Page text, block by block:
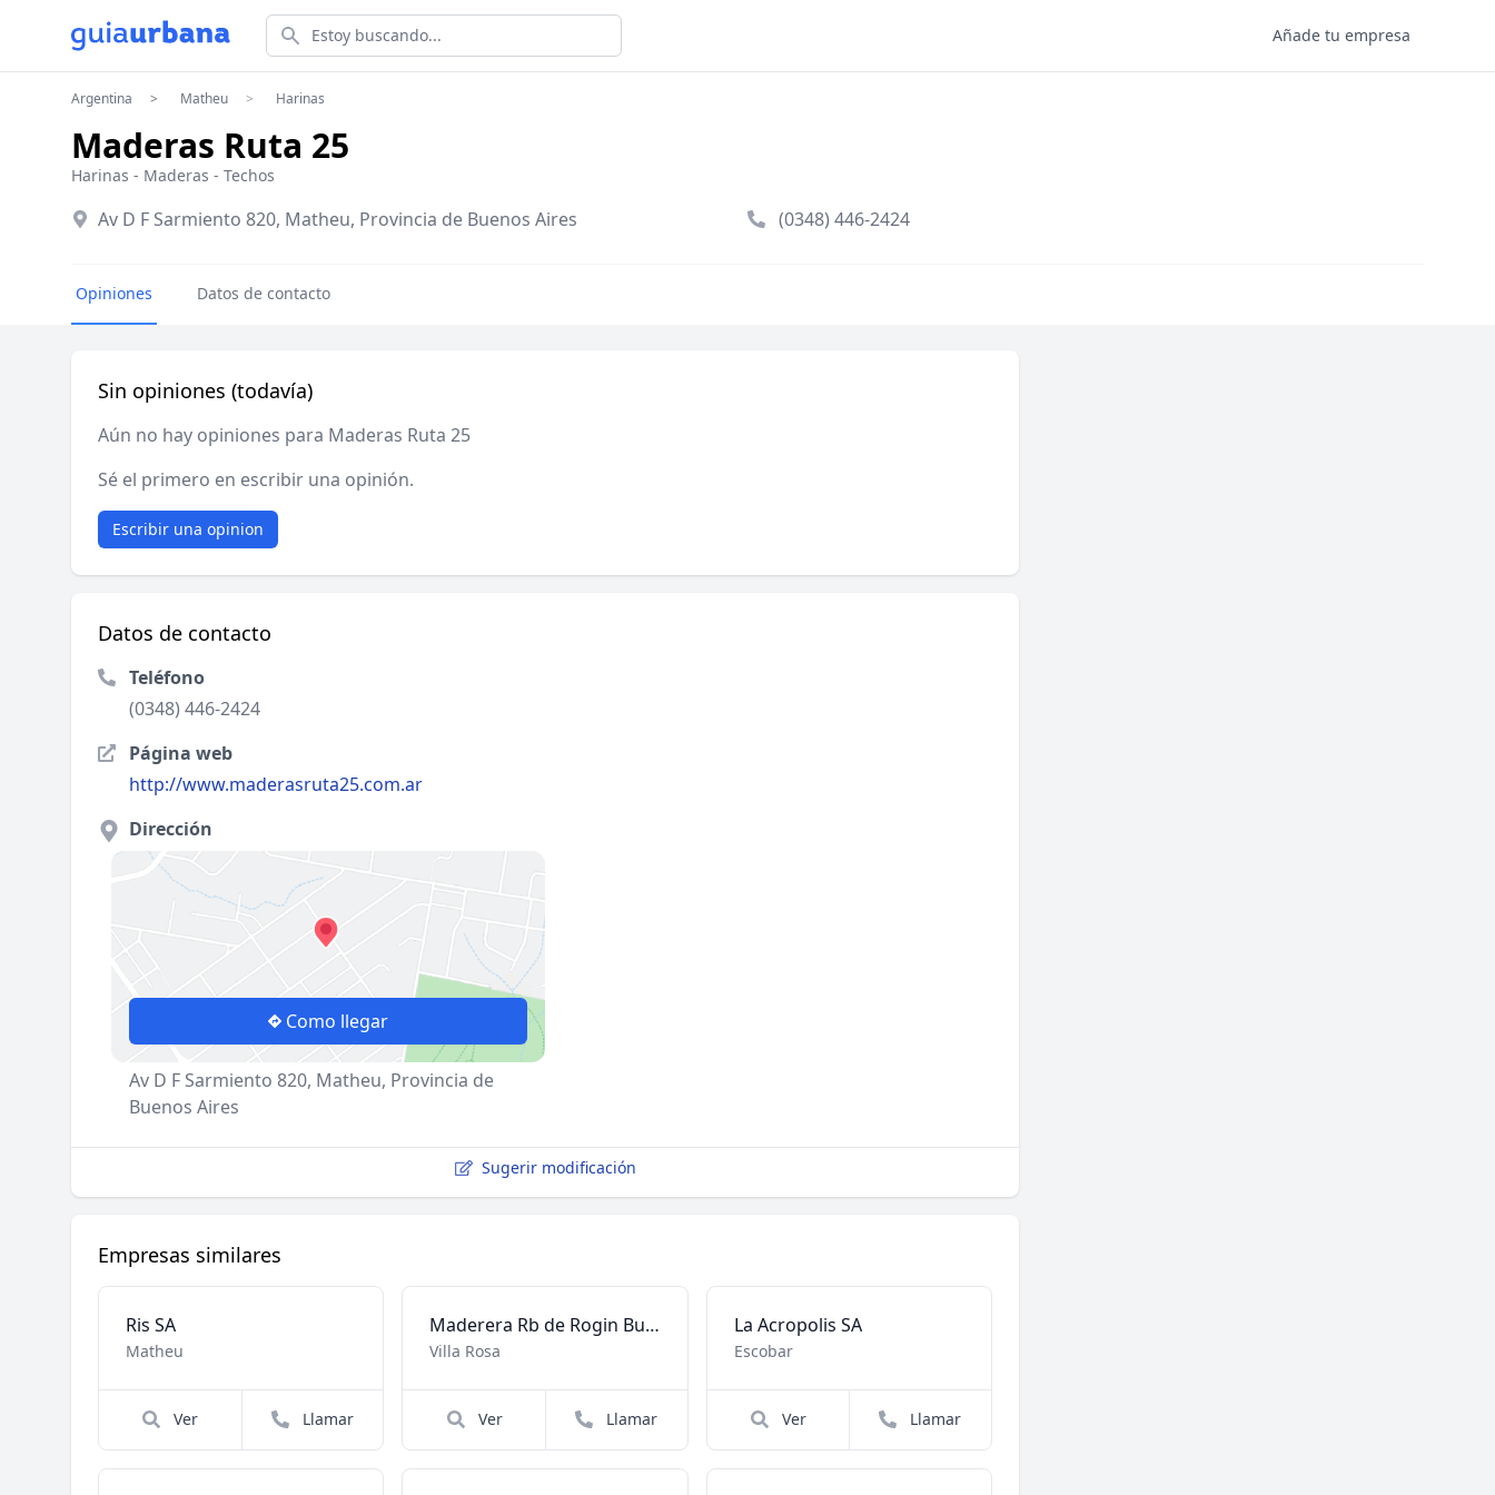
Estoy buscando... Añade tu empresa
Argentina Matheu Harinas
Maderas Ruta 25
Harinas - Maderas - Techos
Av D F Sarmiento 820, Matheu, Provincia de Buenos Aires (0348) 446-2424
Opiniones Datos de contacto
Sin opiniones (todavía)
Aún no hay opiniones para Maderas Ruta 25
Sé el primero en escribir una opinión.
Escribir una opinion
Datos de contacto
Teléfono
(0348) 446-2424
Página web
http://www.maderasruta25.com.ar
Dirección
Como llegar
Av D F Sarmiento 820, Matheu, Provincia de
Buenos Aires
Sugerir modificación
Empresas similares
Ris SA
Matheu
Ver Llamar
Maderera Rb de Rogin Burger
Villa Rosa
Ver Llamar
La Acropolis SA
Escobar
Ver Llamar